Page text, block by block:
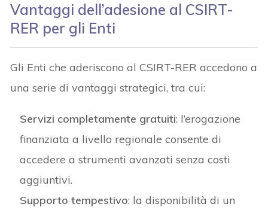
Vantaggi dell’adesione al CSIRT-
RER per gli Enti
Gli Enti che aderiscono al CSIRT-RER accedono a
una serie di vantaggi strategici, tra cui:
Servizi completamente gratuiti: l’erogazione
finanziata a livello regionale consente di
accedere a strumenti avanzati senza costi
aggiuntivi.
Supporto tempestivo: la disponibilità di un